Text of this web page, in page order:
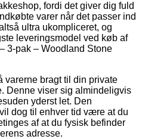
fordi det giver dig fuld
varer når det passer ind
ultra ukompliceret, og
leveringsmodel ved køb af
3-pak – Woodland Stone
varerne bragt til din private
Denne viser sig almindeligvis
yderst let. Den
dog til enhver tid være at du
af at du fysisk befinder
adresse.